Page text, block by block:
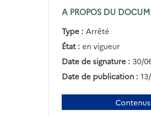
A PROPOS DU
Type : Arrêté
État : en vigueur
Date de signature : 30/
Date de publication :